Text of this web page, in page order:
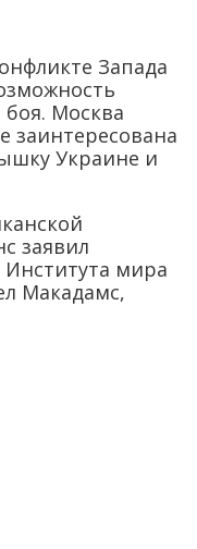
Запада
боя. Москва
заинтересована
Украине и
заявил
мира
Макадамс,